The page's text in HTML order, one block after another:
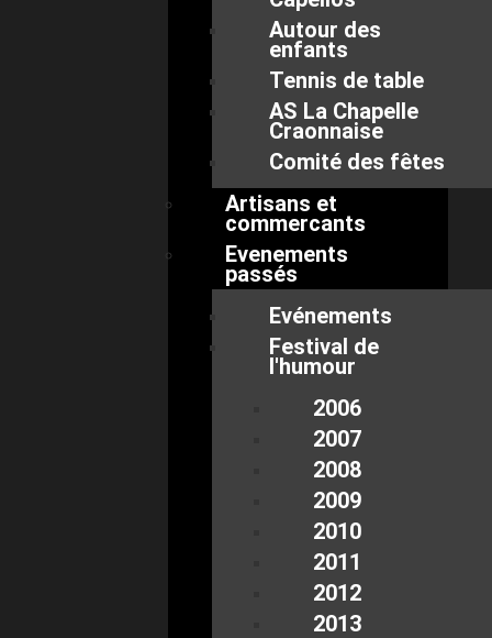
Autour des
enfants
Tennis de table
AS La Chapelle
Craonnaise
Comité des fêtes
Artisans et
commercants
Evenements
passés
Evénements
Festival de
l'humour
2006
2007
2008
2009
2010
2011
2012
2013